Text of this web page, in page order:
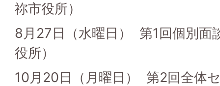
祢市役所）
8月27日（水曜日） 第1回個別面
役所）
10月20日（月曜日） 第2回全体